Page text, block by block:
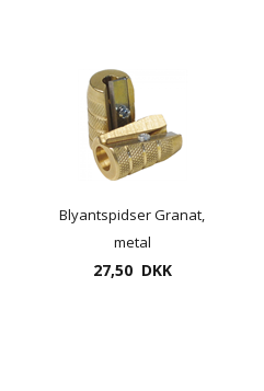
Blyantspidser Granat,
metal
27,50 DKK